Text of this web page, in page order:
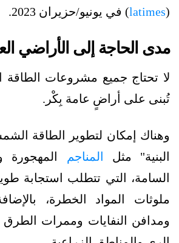
(
latimes) في يونيو/حزيران 2023.
مدى الحاجة إلى الأراضي
لا تحتاج جميع مشروعات
تُبنى على أراضٍ عامة بِكْر.
وهناك إمكان لتطوير الطاقة
البنية" مثل
المناجم
المهجورة
السامة، التي تتطلب استجابة
ملوثات المواد الخطرة،
ومدافن النفايات وممرات